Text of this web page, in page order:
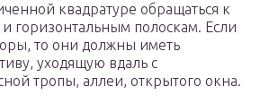
квадратуре обращаться к
горизонтальным полоскам. Если
то они должны иметь
уходящую вдаль с
тропы, аллеи, открытого окна.